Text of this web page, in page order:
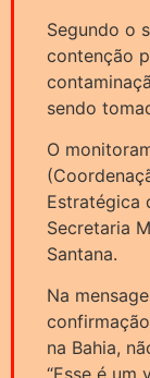
Segundo o
contenção
sendo
O
Estratégica
Secretaria
Santana.
Na
na Bahia,